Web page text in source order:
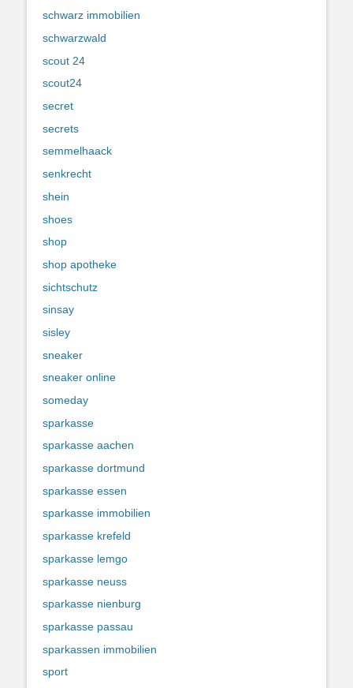
schwarz immobilien
schwarzwald
scout 24
scout24
secret
secrets
semmelhaack
senkrecht
shein
shoes
shop
shop apotheke
sichtschutz
sinsay
sisley
sneaker
sneaker online
someday
sparkasse
sparkasse aachen
sparkasse dortmund
sparkasse essen
sparkasse immobilien
sparkasse krefeld
sparkasse lemgo
sparkasse neuss
sparkasse nienburg
sparkasse passau
sparkassen immobilien
sport